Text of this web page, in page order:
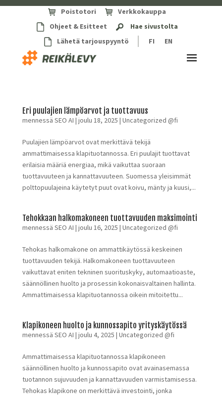
Poistotori
Verkkokauppa
Ohjeet & Esitteet
Hae sivustolta
Lähetä tarjouspyyntö
FI EN
Eri puulajien lämpöarvot ja tuottavuus
mennessä SEO AI | joulu 18, 2025 | Uncategorized @fi
Puulajien lämpöarvot ovat merkittävä tekijä
ammattimaisessa klapituotannossa. Eri puulajit tuottavat
erilaisia määriä energiaa, mikä vaikuttaa suoraan
tuottavuuteen ja kannattavuuteen. Suomessa yleisimmät
polttopuulajeina käytetyt puut ovat koivu, mänty ja kuusi,...
Tehokkaan halkomakoneen tuottavuuden maksimointi
mennessä SEO AI | joulu 16, 2025 | Uncategorized @fi
Tehokas halkomakone on ammattikäytössä keskeinen
tuottavuuden tekijä. Halkomakoneen tuottavuuteen
vaikuttavat eniten tekninen suorituskyky, automaatioaste,
säännöllinen huolto ja prosessin kokonaisvaltainen hallinta.
Ammattimaisessa klapituotannossa oikein mitoitettu...
Klapikoneen huolto ja kunnossapito yrityskäytössä
mennessä SEO AI | joulu 4, 2025 | Uncategorized @fi
Ammattimaisessa klapituotannossa klapikoneen
säännöllinen huolto ja kunnossapito ovat avainasemassa
tuotannon sujuvuuden ja kannattavuuden varmistamisessa.
Tehokas klapikone on merkittävä investointi, jonka